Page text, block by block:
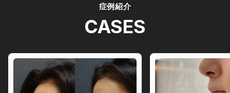
症例紹介
CASES